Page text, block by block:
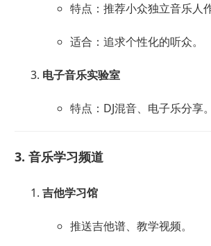
特点：推荐小众独立音乐人作
适合：追求个性化的听众。
电子音乐实验室
特点：DJ混音、电子乐分享。
3. 音乐学习频道
吉他学习馆
推送吉他谱、教学视频。